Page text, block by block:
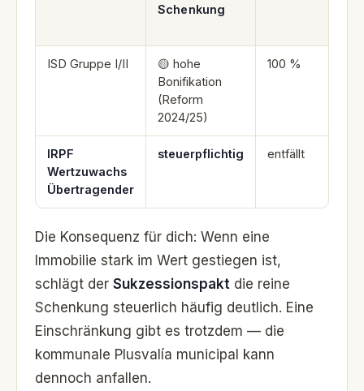
Schenkung
ISD Gruppe I/II
🟡 hohe
Bonifikation
(Reform
2024/25)
100 %
IRPF
Wertzuwachs
Übertragender
steuerpflichtig entfällt
Die Konsequenz für dich: Wenn eine
Immobilie stark im Wert gestiegen ist,
schlägt der Sukzessionspakt die reine
Schenkung steuerlich häufig deutlich. Eine
Einschränkung gibt es trotzdem — die
kommunale Plusvalía municipal kann
dennoch anfallen.